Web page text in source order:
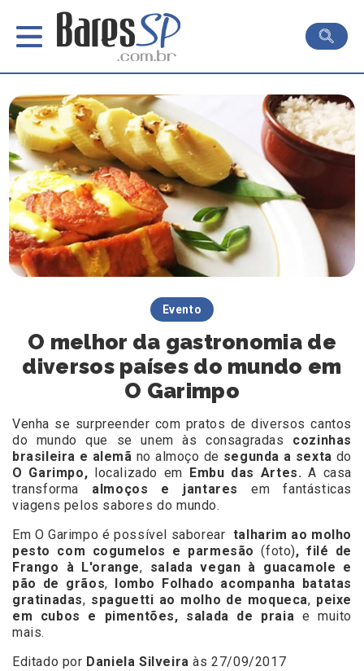
Evento
O melhor da gastronomia de
diversos países do mundo em
O Garimpo
Venha se surpreender com pratos de diversos cantos
do mundo que se unem às consagradas cozinhas
brasileira e alemã no almoço de segunda a sexta do
O Garimpo, localizado em Embu das Artes. A casa
transforma almoços e jantaresem fantásticas
viagens pelos sabores do mundo.
Em O Garimpo é possível saborear talharim ao molho
pesto com cogumelos e parmesão(foto), filé de
Frango à L'orange, salada vegan à guacamole e
pão de grãos,
lombo Folhado acompanha batatas
gratinadas, spaguetti ao molho de moqueca, peixe
em cubos e pimentões, salada de praia e muito
mais.
Editado por Daniela Silveira às 27/09/2017